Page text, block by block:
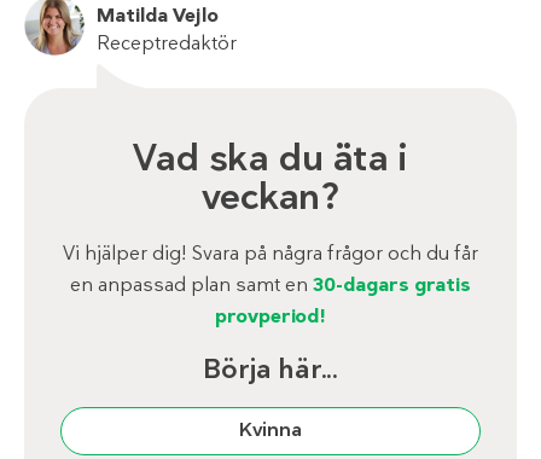
Matilda Vejlo
Receptredaktör
Vad ska du äta i
veckan?
Vi hjälper dig! Svara på några frågor och du får
en anpassad plan samt en 30-dagars gratis
provperiod!
Börja här...
Kvinna